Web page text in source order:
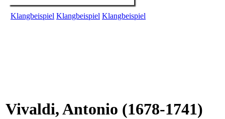
Klangbeispiel Klangbeispiel Klangbeispiel
Vivaldi, Antonio (1678-1741)